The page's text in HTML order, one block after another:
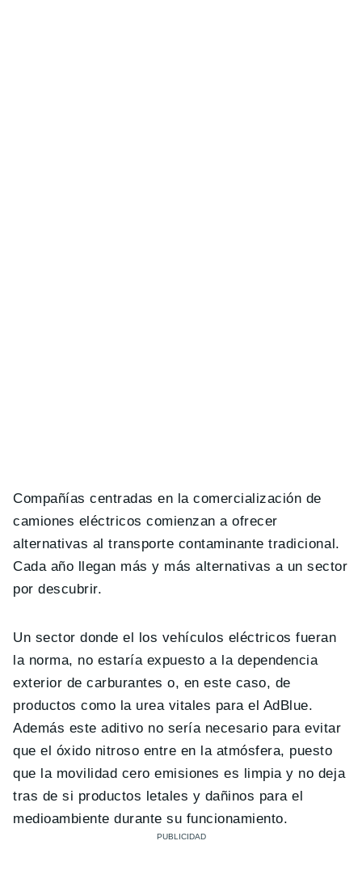
Compañías centradas en la comercialización de
camiones eléctricos comienzan a ofrecer
alternativas al transporte contaminante tradicional.
Cada año llegan más y más alternativas a un sector
por descubrir.
Un sector donde el los vehículos eléctricos fueran
la norma, no estaría expuesto a la dependencia
exterior de carburantes o, en este caso, de
productos como la urea vitales para el AdBlue.
Además este aditivo no sería necesario para evitar
que el óxido nitroso entre en la atmósfera, puesto
que la movilidad cero emisiones es limpia y no deja
tras de si productos letales y dañinos para el
medioambiente durante su funcionamiento.